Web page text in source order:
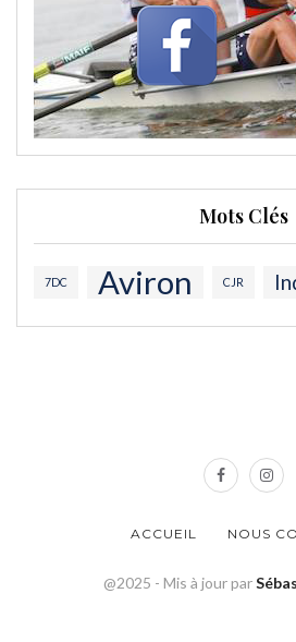
Mots Clés
7DC Aviron CJR
ACCUEIL NOUS
@2025 - Mis à jour par